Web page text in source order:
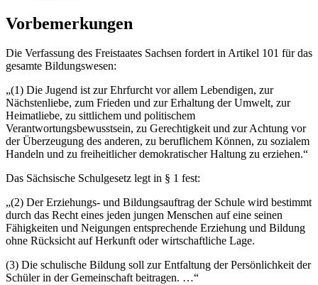
Vorbemerkungen
Die Verfassung des Freistaates Sachsen fordert in Artikel 101 für das
gesamte Bildungswesen:
„(1) Die Jugend ist zur Ehrfurcht vor allem Lebendigen, zur
Nächstenliebe, zum Frieden und zur Erhaltung der Umwelt, zur
Heimatliebe, zu sittlichem und politischem
Verantwortungsbewusstsein, zu Gerechtigkeit und zur Achtung vor
der Überzeugung des anderen, zu beruflichem Können, zu sozialem
Handeln und zu freiheitlicher demokratischer Haltung zu erziehen.“
Das Sächsische Schulgesetz legt in § 1 fest:
„(2) Der Erziehungs- und Bildungsauftrag der Schule wird bestimmt
durch das Recht eines jeden jungen Menschen auf eine seinen
Fähigkeiten und Neigungen entsprechende Erziehung und Bildung
ohne Rücksicht auf Herkunft oder wirtschaftliche Lage.
(3) Die schulische Bildung soll zur Entfaltung der Persönlichkeit der
Schüler in der Gemeinschaft beitragen. …“